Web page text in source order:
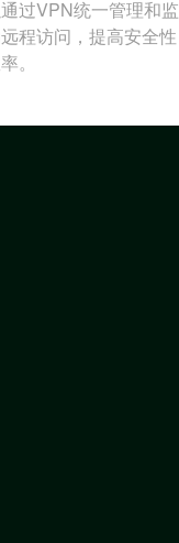
过VPN统一管理和监
程访问，提高安全性
。